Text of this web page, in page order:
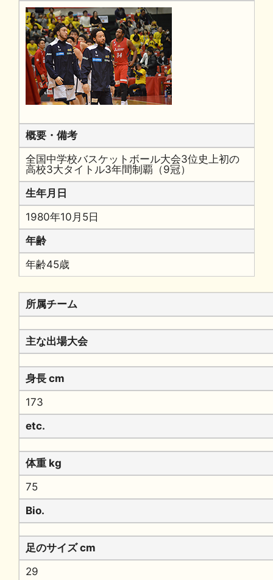
概要・備考
全国中学校バスケットボール大会3位史上初の
高校3大タイトル3年間制覇（9冠）
生年月日
1980年10月5日
年齢
年齢45歳
所属チーム
主な出場大会
身長 cm
173
etc.
体重 kg
75
Bio.
足のサイズ cm
29